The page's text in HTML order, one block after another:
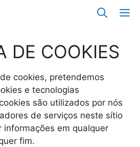
DE COOKIES
cookies, pretendemos
e tecnologias
são utilizados por nós
de serviços neste sítio
informações em qualquer
fim.